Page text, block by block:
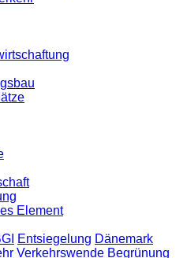
Element
Entsiegelung Dänemark
Verkehrswende Begrünung